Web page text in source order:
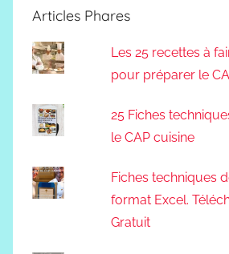
Articles Phares
Les 25 recettes à
pour préparer le
25 Fiches
le CAP cuisine
Fiches techniques
format Excel.
Gratuit